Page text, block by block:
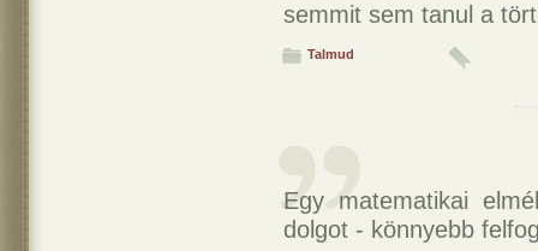
semmit sem tanul a
Talmud
Egy matematikai
dolgot - könnyebb